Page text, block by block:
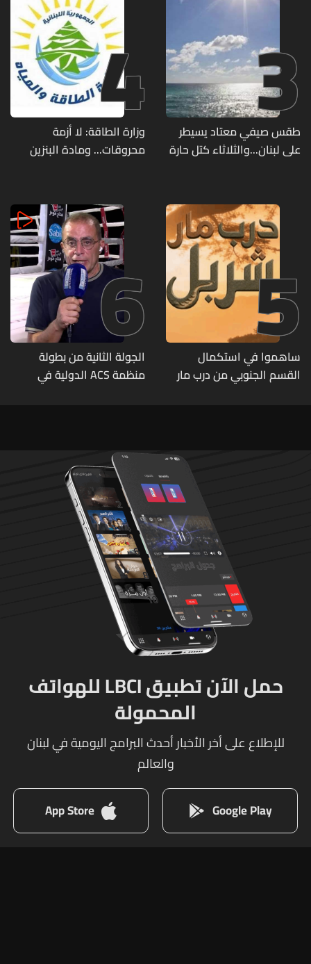
3
طقس صيفي معتاد يسيطر
على لبنان...والثلاثاء كتل حارة
4
وزارة الطاقة: لا أزمة
محروقات... ومادة البنزين
5
ساهموا في استكمال
القسم الجنوبي من درب مار
6
الجولة الثانية من بطولة
منظمة ACS الدولية في
حمل الآن تطبيق LBCI للهواتف
المحمولة
للإطلاع على أخر الأخبار أحدث البرامج اليومية في لبنان
والعالم
Google Play
App Store